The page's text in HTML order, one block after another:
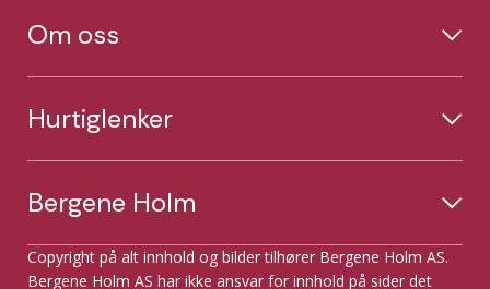
Om oss
Hurtiglenker
Bergene Holm
Copyright på alt innhold og bilder tilhører Bergene Holm AS.
Bergene Holm AS har ikke ansvar for innhold på sider det